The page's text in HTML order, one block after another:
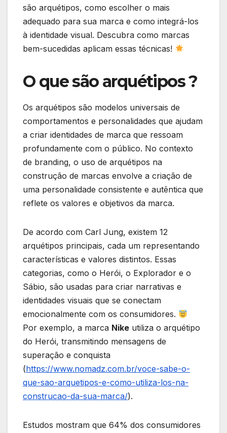
são arquétipos, como escolher o mais
adequado para sua marca e como integrá-los
à identidade visual. Descubra como marcas
bem-sucedidas aplicam essas técnicas!
O que são arquétipos ?
Os arquétipos são modelos universais de
comportamentos e personalidades que ajudam
a criar identidades de marca que ressoam
profundamente com o público. No contexto
de branding, o uso de arquétipos na
construção de marcas envolve a criação de
uma personalidade consistente e autêntica que
reflete os valores e objetivos da marca.
De acordo com Carl Jung, existem 12
arquétipos principais, cada um representando
características e valores distintos. Essas
categorias, como o Herói, o Explorador e o
Sábio, são usadas para criar narrativas e
identidades visuais que se conectam
emocionalmente com os consumidores.
Por exemplo, a marca Nike utiliza o arquétipo
do Herói, transmitindo mensagens de
superação e conquista
(https://www.nomadz.com.br/voce-sabe-o-
que-sao-arquetipos-e-como-utiliza-los-na-
construcao-da-sua-marca/).
Estudos mostram que 64% dos consumidores